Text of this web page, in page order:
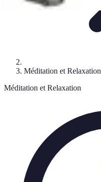
Méditation et Relaxation
Méditation et Relaxation